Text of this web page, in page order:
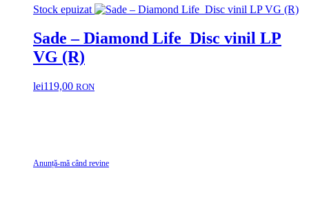
Stock epuizat
Sade – Diamond Life Disc vinil LP
VG (R)
lei119,00 RON
Anunță-mă când revine